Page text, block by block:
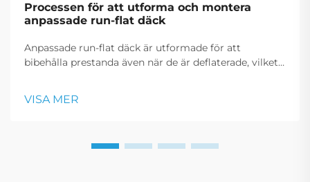
Processen för att utforma och montera
anpassade run-flat däck
Anpassade run-flat däck är utformade för att
bibehålla prestanda även när de är deflaterade, vilket
professionell installation.
VISA MER